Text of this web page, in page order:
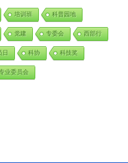
培训班 科普园地
党建 专委会 西部行
日 科协 科技奖
业委员会